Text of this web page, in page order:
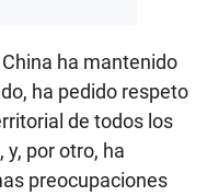
ha mantenido
ha pedido respeto
de todos los
y, por otro, ha
preocupaciones